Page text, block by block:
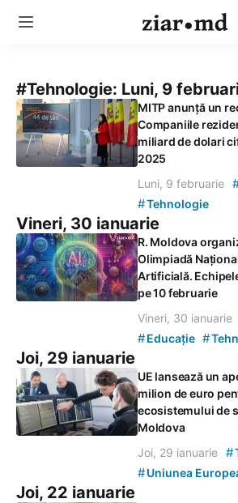
#Tehnologie: Luni, 9
MITP anunță un
Companiile
miliard de dolari
2025
Luni, 9 februarie #
#Tehnologie
Vineri, 30 ianuarie
R. Moldova
Olimpiadă
Artificială.
pe 10 februarie
Vineri, 30 ianuarie
#Educație #
Joi, 29 ianuarie
UE lansează un
milion de euro
ecosistemului de
Moldova
Joi, 29 ianuarie #
#Uniunea
Joi, 22 ianuarie